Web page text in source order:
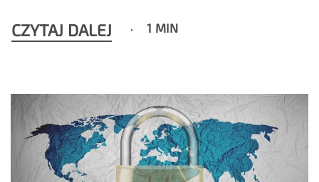
CZYTAJ DALEJ 1 MIN